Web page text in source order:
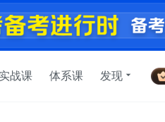
实战课 体系课 发现